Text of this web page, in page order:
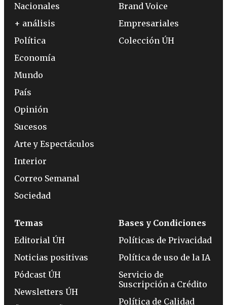
Nacionales
+ análisis
Política
Economía
Mundo
País
Opinión
Sucesos
Arte y Espectáculos
Interior
Correo Semanal
Sociedad
Brand Voice
Empresariales
Colección ÚH
Temas
Editorial ÚH
Noticias positivas
Pódcast ÚH
Newsletters ÚH
Bases y Condiciones
Políticas de Privacidad
Política de uso de la IA
Servicio de
Suscripción a Crédito
Política de Calidad